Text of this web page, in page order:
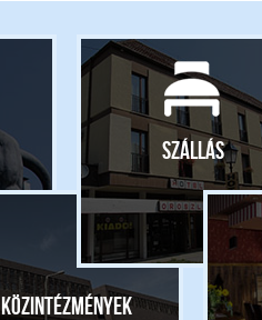
Közintézmények
Szállás